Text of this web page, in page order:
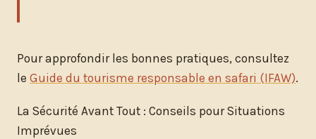
Pour approfondir les bonnes pratiques, consultez
le Guide du tourisme responsable en safari (IFAW).
La Sécurité Avant Tout : Conseils pour Situations
Imprévues